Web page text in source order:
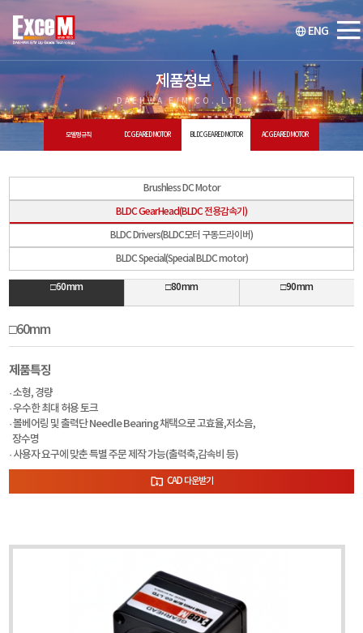
ENG
제품정보
DAEHWA E/M CO.,LTD.
모델명 규칙 DC GEARED MOTOR BLDC GEARED MOTOR AC GEARED MOTOR
Brushless DC Motor
BLDC GearHead(BLDC 전용감속기)
BLDC Drivers(BLDC모터 구동드라이버)
BLDC Special(Special BLDC motor)
□60mm □80mm □90mm
□60mm
제품특징
· 소형, 경량
· 우수한 최대 허용 토크
· 볼베어링 및 출력단 Needle Bearing 채택으로 고효율,저소음,
장수명
· 사용자 요구에 맞춘 특별 주문 제작 가능(출력축,감속비 등)
CAD 다운받기